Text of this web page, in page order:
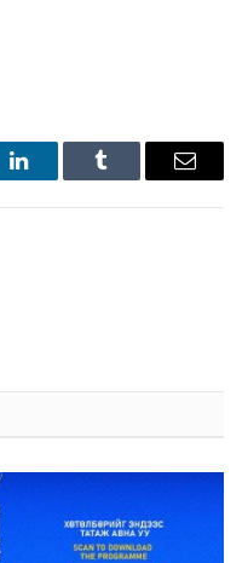
LinkedInTumblr Имэйл